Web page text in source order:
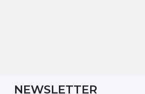
NEWSLETTER